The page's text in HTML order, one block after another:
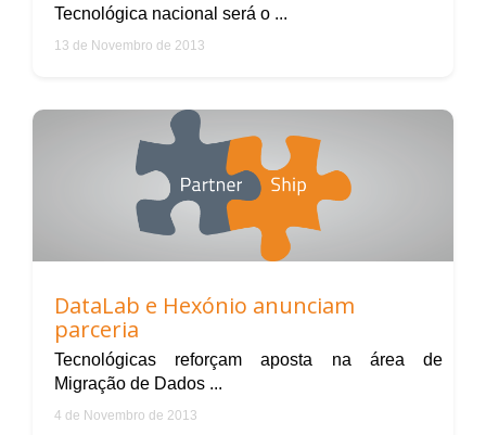
Tecnológica nacional será o ...
13 de Novembro de 2013
DataLab e Hexónio anunciam
parceria
Tecnológicas reforçam aposta na área de
Migração de Dados ...
4 de Novembro de 2013